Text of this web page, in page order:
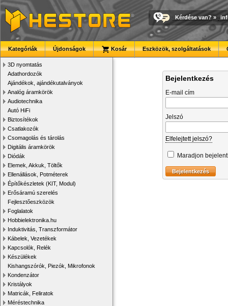
Kérdése van? »
Kategóriák Újdonságok Kosár Eszközök, szolgáltatások
3D nyomtatás
Adathordozók
Ajándékok, ajándékutalványok
Analóg áramkörök
Audiotechnika
Autó HiFi
Biztosítékok
Csatlakozók
Csomagolás és tárolás
Digitális áramkörök
Diódák
Elemek, Akkuk, Töltők
Ellenállások, Potméterek
Építőkészletek (KIT, Modul)
Erősáramú szerelés
Fejlesztőeszközök
Foglalatok
Hobbielektronika.hu
Induktivitás, Transzformátor
Kábelek, Vezetékek
Kapcsolók, Relék
Készülékek
Kishangszórók, Piezók, Mikrofonok
Kondenzátor
Kristályok
Matricák, Feliratok
Méréstechnika
Bejelentkezés
E-mail cím
Jelszó
Elfelejtett jelszó?
Maradjon